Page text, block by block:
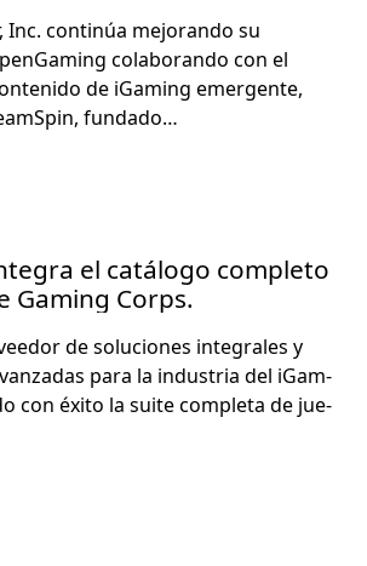
Inc. con­tinúa mejo­ran­do su
colab­o­ran­do con el
de iGam­ing emer­gente,
fun­da­do…
el catálogo completo
Gaming Corps.
de solu­ciones inte­grales y
para la indus­tria del iGam­
con éxi­to la suite com­ple­ta de jue­